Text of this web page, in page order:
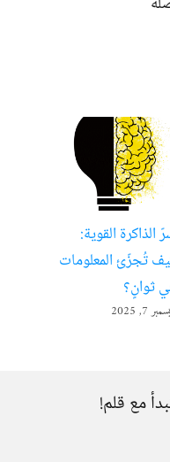
الذاكرة القوية:
تُجزّئ المعلومات
ثوانٍ؟
7, 2025
مع قلم!